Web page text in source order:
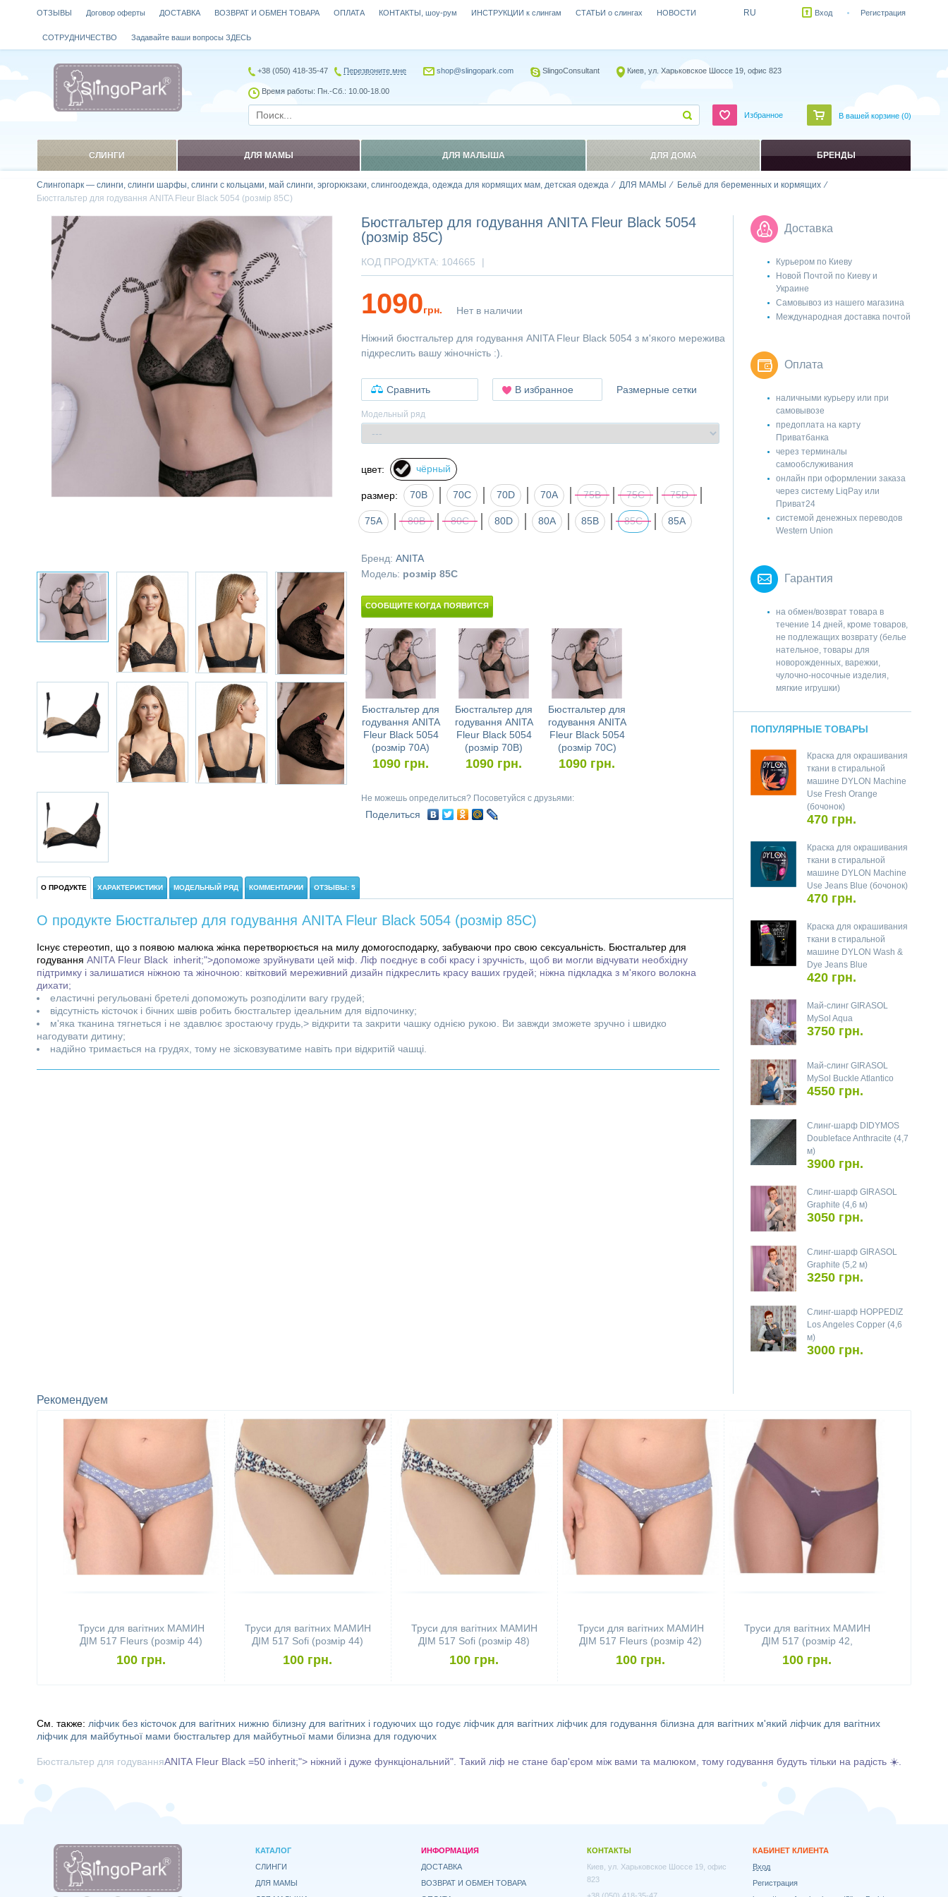
Слингопарк — слинги, слинги шарфы, слинги с кольцами, май слинги, эргорюкзаки, слингоодежда, одежда для кормящих мам, детская одежда ДЛЯ МАМЫ
Бельё для беременных и кормящих
Бюстгальтер для годування ANITA Fleur Black 5054 (розмір 85C)
Бюстгальтер для годування ANITA Fleur Black 5054
(розмір 85C)
КОД ПРОДУКТА: 104665 |
1090грн. Нет в наличии
Ніжний бюстгальтер для годування ANITA Fleur Black 5054 з м'якого мережива
підкреслить вашу жіночність :).
Сравнить В избранное Размерные сетки
Модельный ряд
цвет: чёрный
размер: 70B 70C 70D 70А 75B 75C 75D
75А 80B 80C 80D 80А 85B 85C 85А
Бренд: ANITA
Модель: розмір 85C
СООБЩИТЕ КОГДА ПОЯВИТСЯ
Бюстгальтер для
годування ANITA
Fleur Black 5054
(розмір 70A)
1090 грн.
Бюстгальтер для
годування ANITA
Fleur Black 5054
(розмір 70B)
1090 грн.
Бюстгальтер для
годування ANITA
Fleur Black 5054
(розмір 70C)
1090 грн.
Не можешь определиться? Посоветуйся с друзьями:
Поделиться
О ПРОДУКТЕ ХАРАКТЕРИСТИКИ МОДЕЛЬНЫЙ РЯД КОММЕНТАРИИ ОТЗЫВЫ: 5
О продукте Бюстгальтер для годування ANITA Fleur Black 5054 (розмір 85C)
Існує стереотип, що з появою малюка жінка перетворюється на милу домогосподарку, забуваючи про свою сексуальність. Бюстгальтер для
годування ANITA Fleur Black inherit;">допоможе зруйнувати цей міф. Ліф поєднує в собі красу і зручність, щоб ви могли відчувати необхідну
підтримку і залишатися ніжною та жіночною: квітковий мереживний дизайн підкреслить красу ваших грудей; ніжна підкладка з м'якого волокна
дихати;
еластичні регульовані бретелі допоможуть розподілити вагу грудей;
відсутність кісточок і бічних швів робить бюстгальтер ідеальним для відпочинку;
м'яка тканина тягнеться і не здавлює зростаючу грудь,> відкрити та закрити чашку однією рукою. Ви завжди зможете зручно і швидко
нагодувати дитину;
надійно тримається на грудях, тому не зісковзуватиме навіть при відкритій чашці.
Доставка
Курьером по Киеву
Новой Почтой по Киеву и
Украине
Самовывоз из нашего магазина
Международная доставка почтой
Оплата
наличными курьеру или при
самовывозе
предоплата на карту
Приватбанка
через терминалы
самообслуживания
онлайн при оформлении заказа
через систему LiqPay или
Приват24
системой денежных переводов
Western Union
Гарантия
на обмен/возврат товара в
течение 14 дней, кроме товаров,
не подлежащих возврату (белье
нательное, товары для
новорожденных, варежки,
чулочно-носочные изделия,
мягкие игрушки)
ПОПУЛЯРНЫЕ ТОВАРЫ
Краска для окрашивания
ткани в стиральной
машине DYLON Machine
Use Fresh Orange
(бочонок)
470 грн.
Краска для окрашивания
ткани в стиральной
машине DYLON Machine
Use Jeans Blue (бочонок)
470 грн.
Краска для окрашивания
ткани в стиральной
машине DYLON Wash &
Dye Jeans Blue
420 грн.
Май-слинг GIRASOL
MySol Aqua
3750 грн.
Май-слинг GIRASOL
MySol Buckle Atlantico
4550 грн.
Слинг-шарф DIDYMOS
Doubleface Anthracite (4,7
м)
3900 грн.
Слинг-шарф GIRASOL
Graphite (4,6 м)
3050 грн.
Слинг-шарф GIRASOL
Graphite (5,2 м)
3250 грн.
Слинг-шарф HOPPEDIZ
Los Angeles Copper (4,6
м)
3000 грн.
Рекомендуем
Труси для вагітних МАМИН
ДІМ 517 Fleurs (розмір 44)
100 грн.
Труси для вагітних МАМИН
ДІМ 517 Sofi (розмір 44)
100 грн.
Труси для вагітних МАМИН
ДІМ 517 Sofi (розмір 48)
100 грн.
Труси для вагітних МАМИН
ДІМ 517 Fleurs (розмір 42)
100 грн.
Труси для вагітних МАМИН
ДІМ 517 (розмір 42,
бузковий)
100 грн.
См. также: ліфчик без кісточок для вагітних нижню білизну для вагітних і годуючих що годує ліфчик для вагітних ліфчик для годування білизна для вагітних м'який ліфчик для вагітних
ліфчик для майбутньої мами бюстгальтер для майбутньої мами білизна для годуючих
Бюстгальтер для годуванняANITA Fleur Black =50 inherit;"> ніжний і дуже функціональний". Такий ліф не стане бар'єром між вами та малюком, тому годування будуть тільки на радість ☀️.
ОТЗЫВЫ Договор оферты ДОСТАВКА ВОЗВРАТ И ОБМЕН ТОВАРА ОПЛАТА КОНТАКТЫ, шоу-рум ИНСТРУКЦИИ к слингам СТАТЬИ о слингах НОВОСТИ
СОТРУДНИЧЕСТВО Задавайте ваши вопросы ЗДЕСЬ
RU Вход Регистрация
+38 (050) 418-35-47 Перезвоните мне shop@slingopark.com SlingoConsultant Киев, ул. Харьковское Шоссе 19, офис 823
Время работы: Пн.-Сб.: 10.00-18.00
Избранное В вашей корзине (0)
СЛИНГИ ДЛЯ МАМЫ ДЛЯ МАЛЫША ДЛЯ ДОМА БРЕНДЫ
КАТАЛОГ
СЛИНГИ
ДЛЯ МАМЫ
ИНФОРМАЦИЯ
ДОСТАВКА
ВОЗВРАТ И ОБМЕН ТОВАРА
КОНТАКТЫ
Киев, ул. Харьковское Шоссе 19, офис
823
КАБИНЕТ КЛИЕНТА
Вход
Регистрация